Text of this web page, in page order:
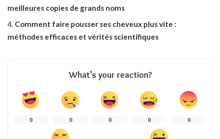
meilleures copies de grands noms
Comment faire pousser ses cheveux plus vite :
méthodes efficaces et vérités scientifiques
What’s your reaction?
0 0 0 0 0